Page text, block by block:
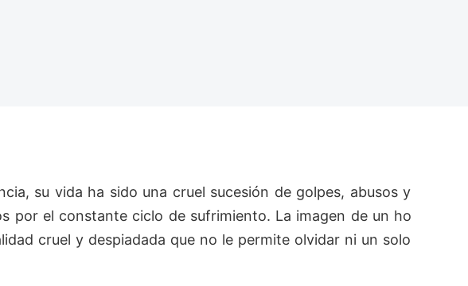
su vida ha sido una cruel sucesión de golpes, abusos y
por el constante ciclo de sufrimiento. La imagen de un ho
cruel y despiadada que no le permite olvidar ni un solo